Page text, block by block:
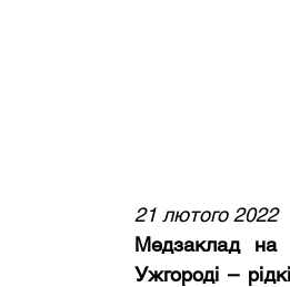
21 лютого 2022
Медзаклад на
Ужгороді –